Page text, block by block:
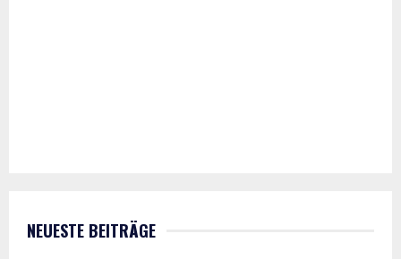
NEUESTE BEITRÄGE